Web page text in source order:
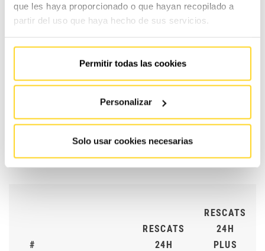
que les haya proporcionado o que hayan recopilado a
partir del uso que haya hecho de sus servicios.
Permitir todas las cookies
Personalizar
Solo usar cookies necesarias
CONTRACTE
Selecciona la teva
cobertura en peces
#
RESCATS
24H
RESCATS
24H
PLUS